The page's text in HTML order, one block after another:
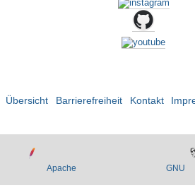
Übersicht Barrierefreiheit Kontakt
Apache GNU